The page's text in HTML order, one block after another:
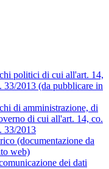
politici di cui all'art. 14,
33/2013 (da pubblicare in
di amministrazione, di
di cui all'art. 14, co.
33/2013
(documentazione da
web)
dei dati